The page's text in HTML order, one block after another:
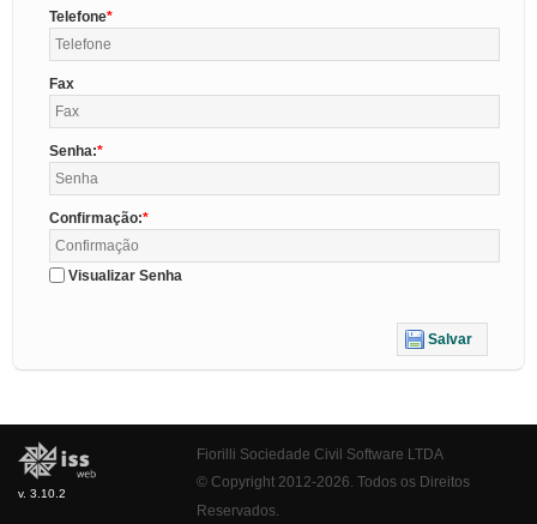
Telefone
Fax
Senha:
Confirmação:
Visualizar Senha
Salvar
v. 3.10.2
Fiorilli Sociedade Civil Software LTDA
© Copyright 2012-2026. Todos os Direitos
Reservados.